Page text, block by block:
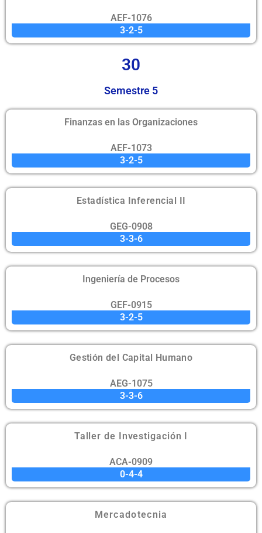
AEF-1076
3-2-5
30
Semestre 5
Finanzas en las Organizaciones
AEF-1073
3-2-5
Estadística Inferencial II
GEG-0908
3-3-6
Ingeniería de Procesos
GEF-0915
3-2-5
Gestión del Capital Humano
AEG-1075
3-3-6
Taller de Investigación I
ACA-0909
0-4-4
Mercadotecnia